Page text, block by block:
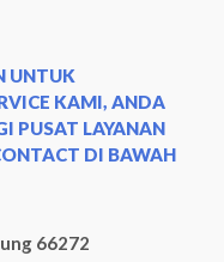
UNTUK
KAMI, ANDA
PUSAT LAYANAN
DI BAWAH
66272